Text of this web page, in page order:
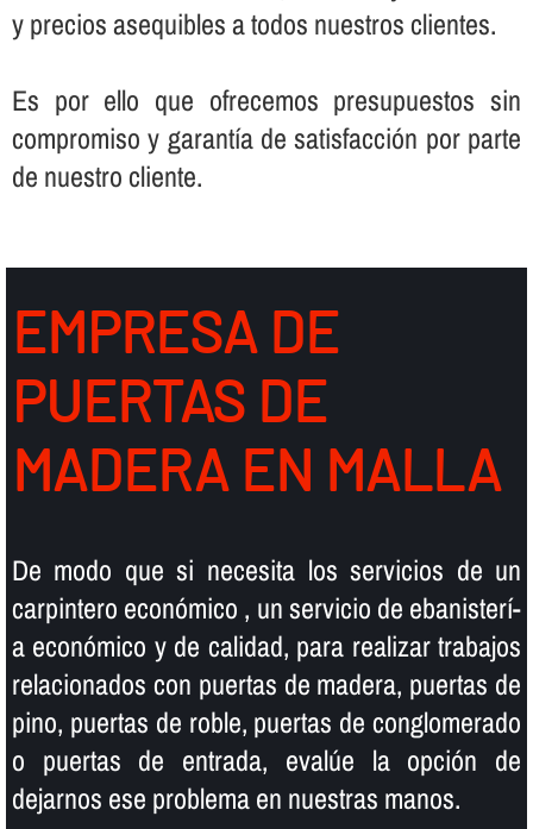
y precios asequibles a todos nuestros clientes.
Es por ello que ofrecemos presupuestos sin
compromiso y garantí­a de satisfacción por parte
de nuestro cliente.
EMPRESA DE
PUERTAS DE
MADERA EN MALLA
De modo que si necesita los servicios de un
carpintero económico , un servicio de ebanisterí­
a económico y de calidad, para realizar trabajos
relacionados con puertas de madera, puertas de
pino, puertas de roble, puertas de conglomerado
o puertas de entrada, evalúe la opción de
dejarnos ese problema en nuestras manos.